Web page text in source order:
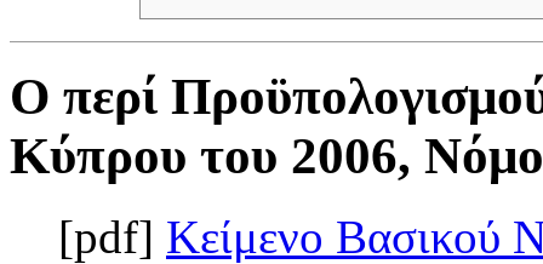
Ο περί
Κύπρου του 2006,
[pdf] Κείμενο Βασικού